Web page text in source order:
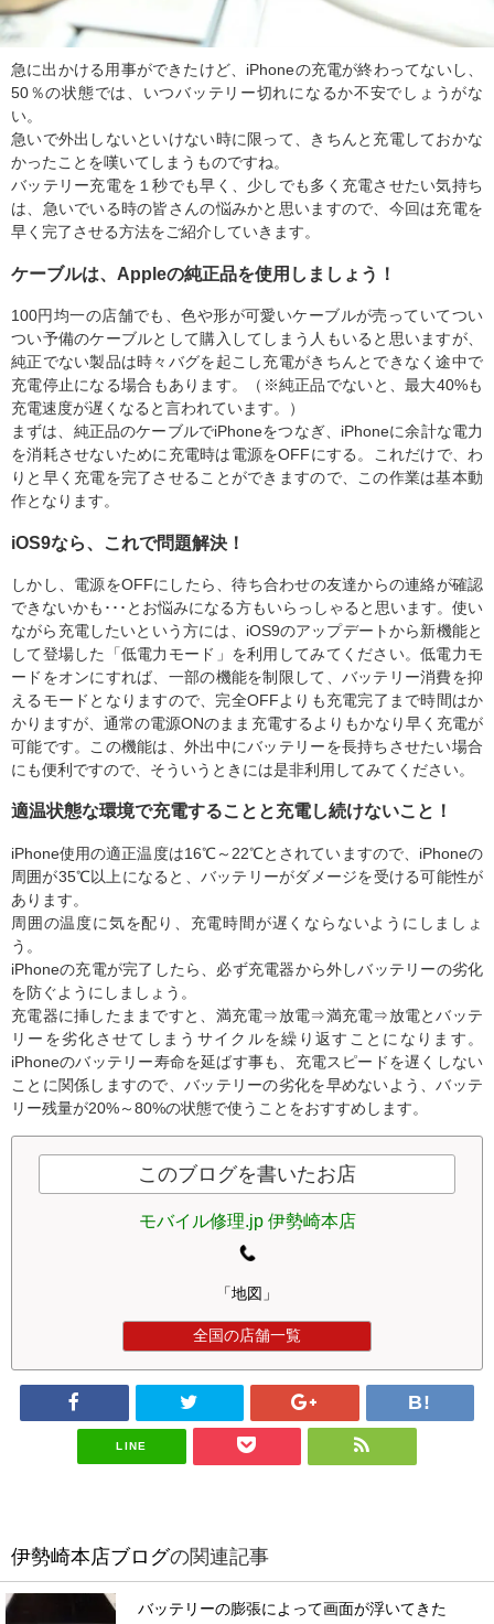
急に出かける用事ができたけど、iPhoneの充電が終わってないし、
50％の状態では、いつバッテリー切れになるか不安でしょうがな
い。
急いで外出しないといけない時に限って、きちんと充電しておかな
かったことを嘆いてしまうものですね。
バッテリー充電を１秒でも早く、少しでも多く充電させたい気持ち
は、急いでいる時の皆さんの悩みかと思いますので、今回は充電を
早く完了させる方法をご紹介していきます。
ケーブルは、Appleの純正品を使用しましょう！
100円均一の店舗でも、色や形が可愛いケーブルが売っていてつい
つい予備のケーブルとして購入してしまう人もいると思いますが、
純正でない製品は時々バグを起こし充電がきちんとできなく途中で
充電停止になる場合もあります。（※純正品でないと、最大40%も
充電速度が遅くなると言われています。）
まずは、純正品のケーブルでiPhoneをつなぎ、iPhoneに余計な電力
を消耗させないために充電時は電源をOFFにする。これだけで、わ
りと早く充電を完了させることができますので、この作業は基本動
作となります。
iOS9なら、これで問題解決！
しかし、電源をOFFにしたら、待ち合わせの友達からの連絡が確認
できないかも･･･とお悩みになる方もいらっしゃると思います。使い
ながら充電したいという方には、iOS9のアップデートから新機能と
して登場した「低電力モード」を利用してみてください。低電力モ
ードをオンにすれば、一部の機能を制限して、バッテリー消費を抑
えるモードとなりますので、完全OFFよりも充電完了まで時間はか
かりますが、通常の電源ONのまま充電するよりもかなり早く充電が
可能です。この機能は、外出中にバッテリーを長持ちさせたい場合
にも便利ですので、そういうときには是非利用してみてください。
適温状態な環境で充電することと充電し続けないこと！
iPhone使用の適正温度は16℃～22℃とされていますので、iPhoneの
周囲が35℃以上になると、バッテリーがダメージを受ける可能性が
あります。
周囲の温度に気を配り、充電時間が遅くならないようにしましょ
う。
iPhoneの充電が完了したら、必ず充電器から外しバッテリーの劣化
を防ぐようにしましょう。
充電器に挿したままですと、満充電⇒放電⇒満充電⇒放電とバッテ
リーを劣化させてしまうサイクルを繰り返すことになります。
iPhoneのバッテリー寿命を延ばす事も、充電スピードを遅くしない
ことに関係しますので、バッテリーの劣化を早めないよう、バッテ
リー残量が20%～80%の状態で使うことをおすすめします。
このブログを書いたお店
モバイル修理.jp 伊勢崎本店
「地図」
全国の店舗一覧
LINE
伊勢崎本店ブログの関連記事
バッテリーの膨張によって画面が浮いてきた